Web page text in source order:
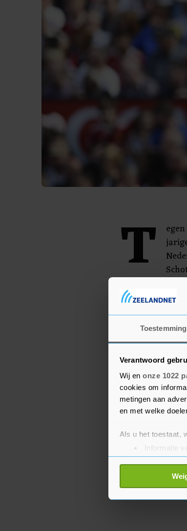
Toestemming
Verantwoord
Wij en onze 1022
cookies om
metingen aan
en met welke
Als u het toestaat,
Informatie
Uw
Lees meer over
toestemming op
T
van de Beek
Ronaldo zou
ploeg dit